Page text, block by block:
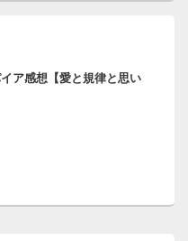
ア感想【愛と規律と思い